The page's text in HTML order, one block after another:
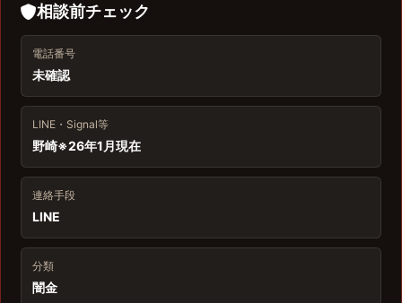
相談前チェック
電話番号
未確認
LINE・Signal等
野崎※26年1月現在
連絡手段
LINE
分類
闇金